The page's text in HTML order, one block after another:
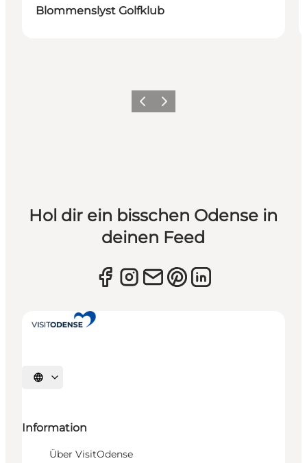
Blommenslyst Golfklub
ZurückWeiter
Hol dir ein bisschen Odense in
deinen Feed
Sprache auswählen
Information
Über VisitOdense